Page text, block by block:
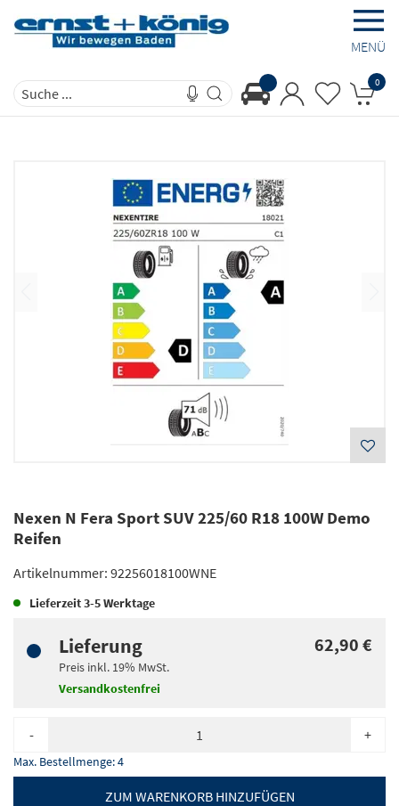
MENÜ
0
Nexen N Fera Sport SUV 225/60 R18 100W Demo
Reifen
Artikelnummer: 92256018100WNE
Lieferzeit3-5 Werktage
Lieferung
Preis inkl. 19% MwSt.
Versandkostenfrei
62,90 €
- +
Max. Bestellmenge:4
ZUM WARENKORB HINZUFÜGEN